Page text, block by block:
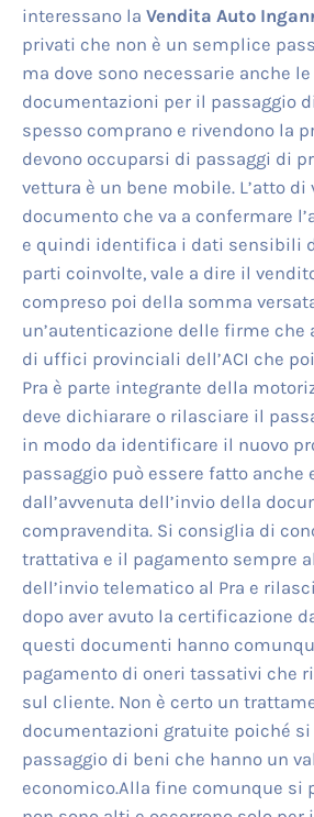
interessano la Vendita Auto
privati che non è un semplice
ma dove sono necessarie anche
documentazioni per il passaggio
spesso comprano e rivendono la
devono occuparsi di passaggi di
vettura è un bene mobile. L’atto di
documento che va a confermare
e quindi identifica i dati sensibili
parti coinvolte, vale a dire il
compreso poi della somma
un’autenticazione delle firme che
di uffici provinciali dell’ACI che
Pra è parte integrante della
deve dichiarare o rilasciare il
in modo da identificare il nuovo
passaggio può essere fatto anche
dall’avvenuta dell’invio della
compravendita. Si consiglia di
trattativa e il pagamento sempre
dell’invio telematico al Pra e
dopo aver avuto la certificazione
questi documenti hanno
pagamento di oneri tassativi che
sul cliente. Non è certo un
documentazioni gratuite poiché
passaggio di beni che hanno un
economico.Alla fine comunque si